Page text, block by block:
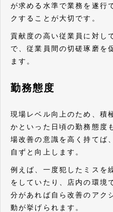
が求める水準で業務を遂行
クすることが大切です。
貢献度の高い従業員に対し
で、従業員間の切磋琢磨を
ます。
勤務態度
現場レベル向上のため、積
かといった日頃の勤務態度
場改善の意識を高く持てば
自ずと向上します。
例えば、一度犯したミスを
をしていたり、店内の環境
分があれば自ら改善のアク
動が挙げられます。